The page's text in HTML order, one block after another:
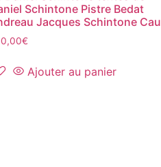
Schintone Pistre Bedat
Jacques Schintone Cau
€
Ajouter au panier